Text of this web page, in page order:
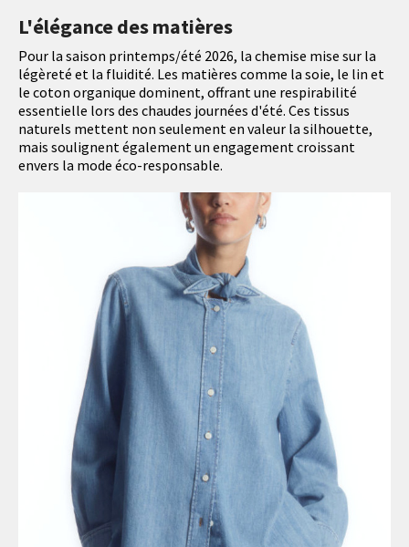
L'élégance des matières
Pour la saison printemps/été 2026, la chemise mise sur la
légèreté et la fluidité. Les matières comme la soie, le lin et
le coton organique dominent, offrant une respirabilité
essentielle lors des chaudes journées d'été. Ces tissus
naturels mettent non seulement en valeur la silhouette,
mais soulignent également un engagement croissant
envers la mode éco-responsable.